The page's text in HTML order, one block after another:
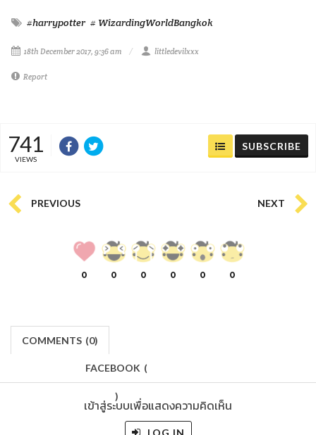
#harrypotter # WizardingWorldBangkok
18th December 2017, 9:36 am littledevilxxx
Report
741
VIEWS
SUBSCRIBE
PREVIOUS NEXT
0 0 0 0 0 0
COMMENTS (0)
FACEBOOK (
)
เข้าสู่ระบบเพื่อแสดงความคิดเห็น